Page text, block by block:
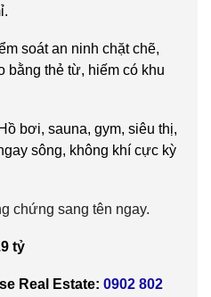
soát an ninh chặt chẽ,
bằng thẻ từ, hiếm có khu
bơi, sauna, gym, siêu thị,
sông, không khí cực kỳ
chứng sang tên ngay.
tỷ
Real Estate: 0902 802